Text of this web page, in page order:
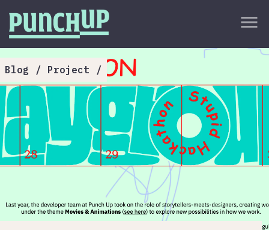
Skip to content
menu
close
About
Service
Project
Article
ลับด้านบน
Blog / Project /